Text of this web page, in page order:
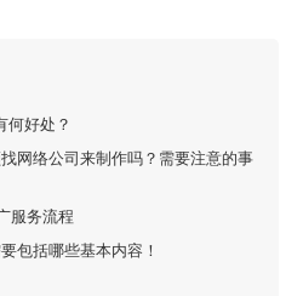
何好处？
网络公司来制作吗？需要注意的事
服务流程
包括哪些基本内容！